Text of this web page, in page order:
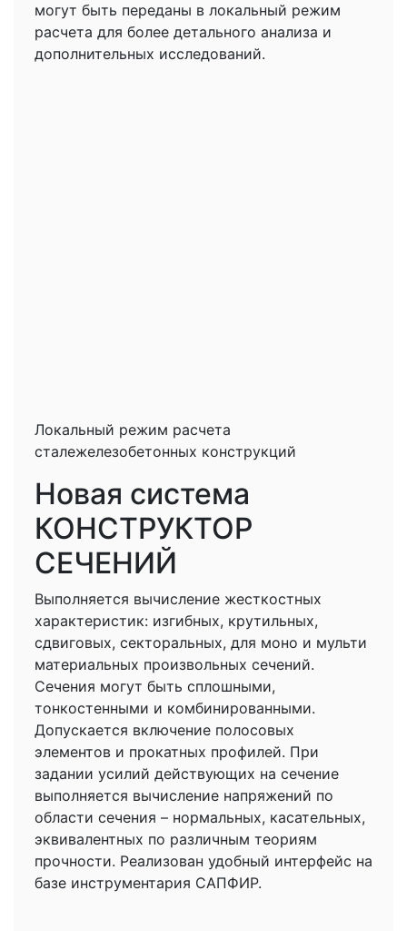
могут быть переданы в локальный режим
расчета для более детального анализа и
дополнительных исследований.
Локальный режим расчета
сталежелезобетонных конструкций
Новая система
КОНСТРУКТОР
СЕЧЕНИЙ
Выполняется вычисление жесткостных
характеристик: изгибных, крутильных,
сдвиговых, секторальных, для моно и мульти
материальных произвольных сечений.
Сечения могут быть сплошными,
тонкостенными и комбинированными.
Допускается включение полосовых
элементов и прокатных профилей. При
задании усилий действующих на сечение
выполняется вычисление напряжений по
области сечения – нормальных, касательных,
эквивалентных по различным теориям
прочности. Реализован удобный интерфейс на
базе инструментария САПФИР.